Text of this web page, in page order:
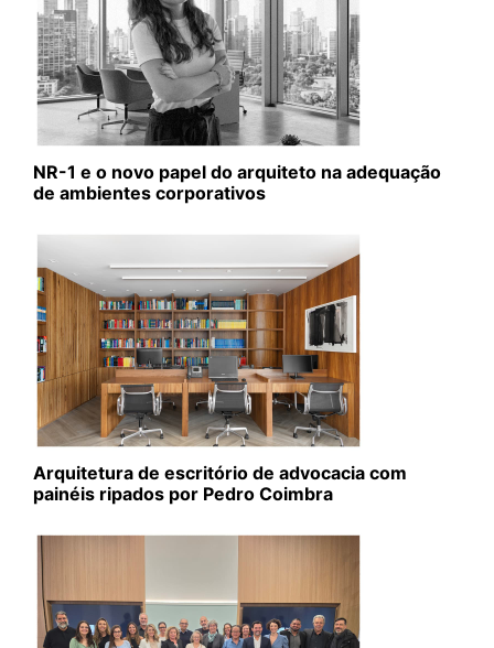
NR-1 e o novo papel do arquiteto na adequação
de ambientes corporativos
Arquitetura de escritório de advocacia com
painéis ripados por Pedro Coimbra